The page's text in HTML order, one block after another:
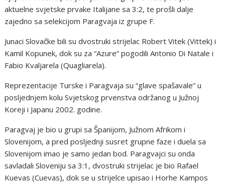
aktuelne svjetske prvake Italijane sa 3:2, te prošli dalje
zajedno sa selekcijom Paragvaja iz grupe F.
Junaci Slovačke bili su dvostruki strijelac Robert Vitek (Vittek) i
Kamil Kopunek, dok su za “Azure” pogodili Antonio Di Natale i
Fabio Kvaljarela (Quagliarela).
Reprezentacije Turske i Paragvaja su “glave spašavale” u
posljednjem kolu Svjetskog prvenstva održanog u Južnoj
Koreji i Japanu 2002. godine.
Paragvaj je bio u grupi sa Španijom, Južnom Afrikom i
Slovenijom, a pred posljednji susret grupne faze i duela sa
Slovenijom imao je samo jedan bod. Paragvajci su onda
savladali Sloveniju sa 3:1, dvostruki strijelac je bio Rafael
Kuevas (Cuevas), dok se u strijelce upisao i Horhe Kampos